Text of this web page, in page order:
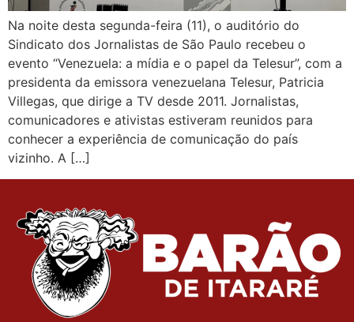
Na noite desta segunda-feira (11), o auditório do
Sindicato dos Jornalistas de São Paulo recebeu o
evento “Venezuela: a mídia e o papel da Telesur”, com a
presidenta da emissora venezuelana Telesur, Patricia
Villegas, que dirige a TV desde 2011. Jornalistas,
comunicadores e ativistas estiveram reunidos para
conhecer a experiência de comunicação do país
vizinho. A […]